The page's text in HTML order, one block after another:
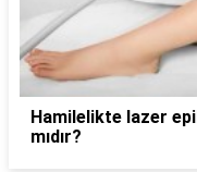
Hamilelikte lazer
mıdır?